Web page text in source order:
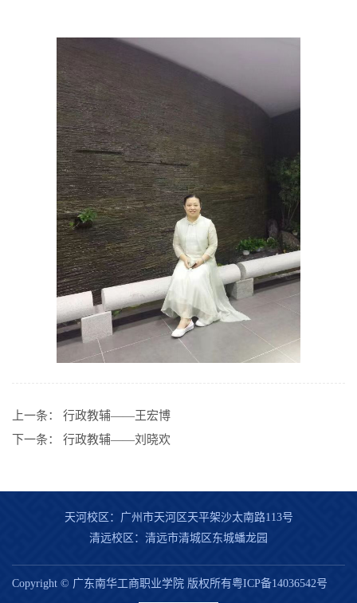
上一条： 行政教辅——王宏博
下一条： 行政教辅——刘晓欢
天河校区：广州市天河区天平架沙太南路113号
清远校区：清远市清城区东城蟠龙园
Copyright © 广东南华工商职业学院 版权所有粤ICP备14036542号